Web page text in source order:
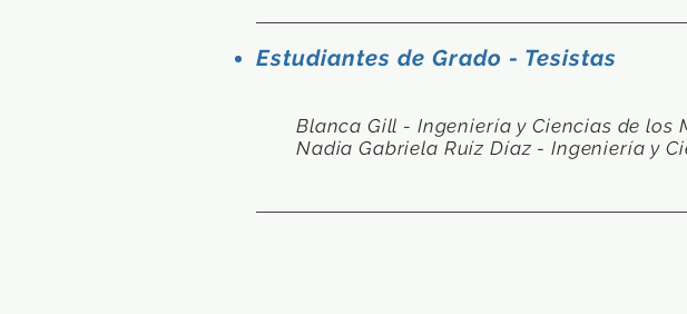
Estudiantes de Grado - Tesistas
Blanca Gill - Ingeniería y Ciencias de los
Nadia Gabriela Ruíz Díaz - Ingeniería y